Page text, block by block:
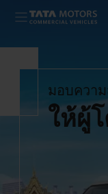
Skip to main content
มอบควา
ให้ผู้